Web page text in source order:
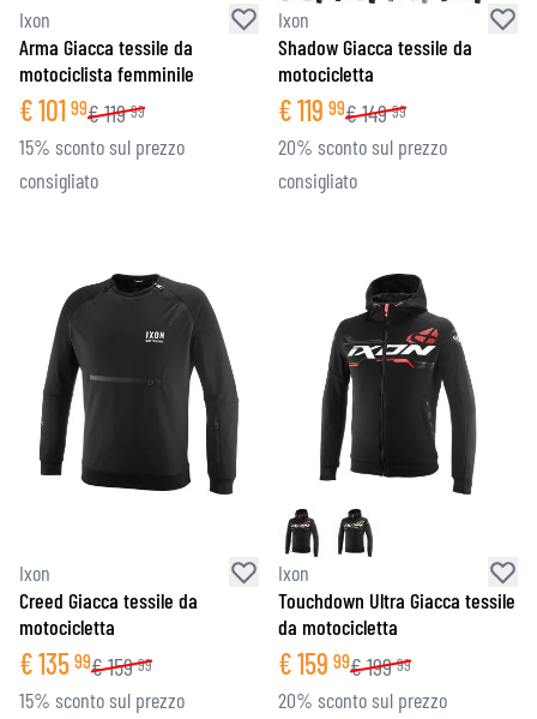
Ixon
Arma Giacca tessile da
motociclista femminile
€101 99€119 99
15% sconto sul prezzo
consigliato
Ixon
Shadow Giacca tessile da
motocicletta
€119 99€149 99
20% sconto sul prezzo
consigliato
Ixon
Creed Giacca tessile da
motocicletta
€135 99€159 99
15% sconto sul prezzo
Ixon
Touchdown Ultra Giacca tessile
da motocicletta
€159 99€199 99
20% sconto sul prezzo